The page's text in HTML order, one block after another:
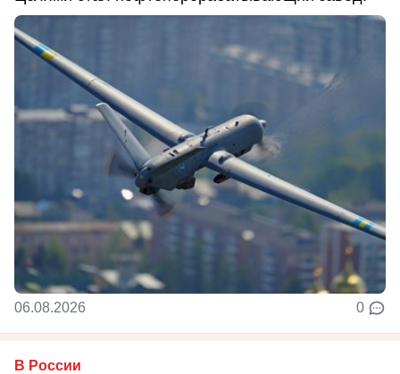
06.08.2026 0
В России